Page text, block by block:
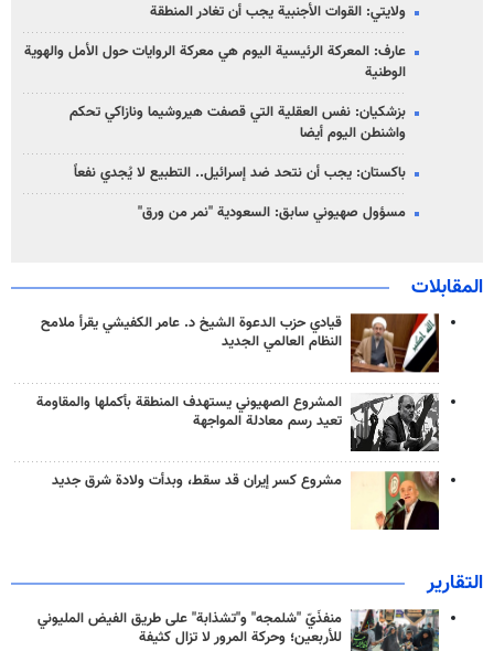
ولايتي: القوات الأجنبية يجب أن تغادر المنطقة
عارف: المعركة الرئيسية اليوم هي معركة الروايات حول الأمل والهوية
الوطنية
بزشكيان: نفس العقلية التي قصفت هيروشيما ونازاكي تحكم
واشنطن اليوم أيضا
باكستان: يجب أن نتحد ضد إسرائيل.. التطبيع لا يُجدي نفعاً
مسؤول صهيوني سابق: السعودية "نمر من ورق"
المقابلات
قيادي حزب الدعوة الشيخ د. عامر الكفيشي يقرأ ملامح
النظام العالمي الجديد
المشروع الصهيوني يستهدف المنطقة بأكملها والمقاومة
تعيد رسم معادلة المواجهة
مشروع كسر إيران قد سقط، وبدأت ولادة شرق جديد
التقارير
منفذَيّ "شلمجه" و"تشذابة" على طريق الفيض المليوني
للأربعين؛ وحركة المرور لا تزال كثيفة